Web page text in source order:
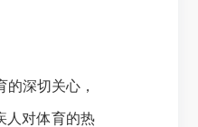
深切关心，
人对体育的热